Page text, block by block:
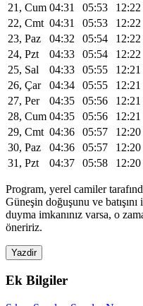
21, Cum 04:31 05:53 12:22
22, Cmt 04:31 05:53 12:22
23, Paz
04:32 05:54 12:22
24, Pzt
04:33 05:54 12:22
25, Sal
04:33 05:55 12:21
26, Çar
04:34 05:55 12:21
27, Per
04:35 05:56 12:21
28, Cum 04:35 05:56 12:21
29, Cmt 04:36 05:57 12:20
30, Paz
04:36 05:57 12:20
31, Pzt
04:37 05:58 12:20
Program, yerel camiler
Güneşin doğuşunu ve
duyma imkanınız varsa, o
öneririz.
Yazdir
Ek Bilgiler